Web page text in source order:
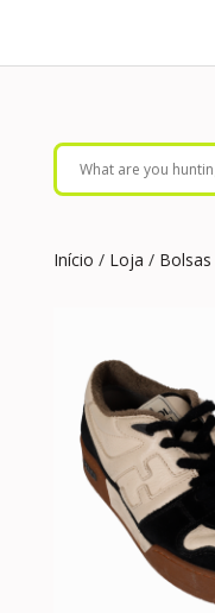
Início / Loja / Bolsas